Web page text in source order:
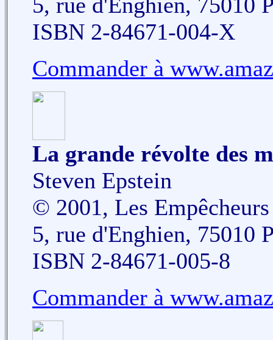
ISBN 2-84671-004-X
Commander à
La grande révolte des
Steven Epstein
© 2001, Les
5, rue d'Enghien, 75010
ISBN 2-84671-005-8
Commander à